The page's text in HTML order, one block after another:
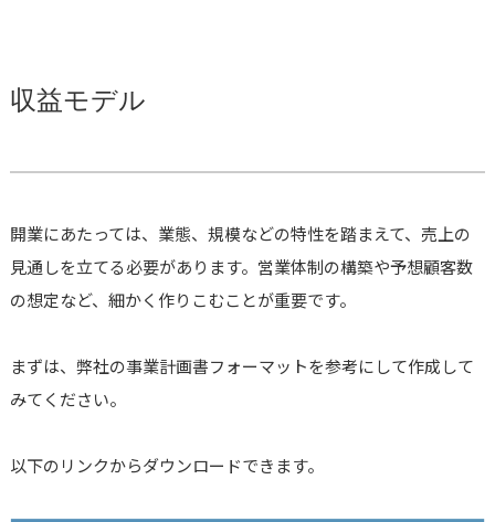
収益モデル
開業にあたっては、業態、規模などの特性を踏まえて、売上の
見通しを立てる必要があります。営業体制の構築や予想顧客数
の想定など、細かく作りこむことが重要です。
まずは、弊社の事業計画書フォーマットを参考にして作成して
みてください。
以下のリンクからダウンロードできます。